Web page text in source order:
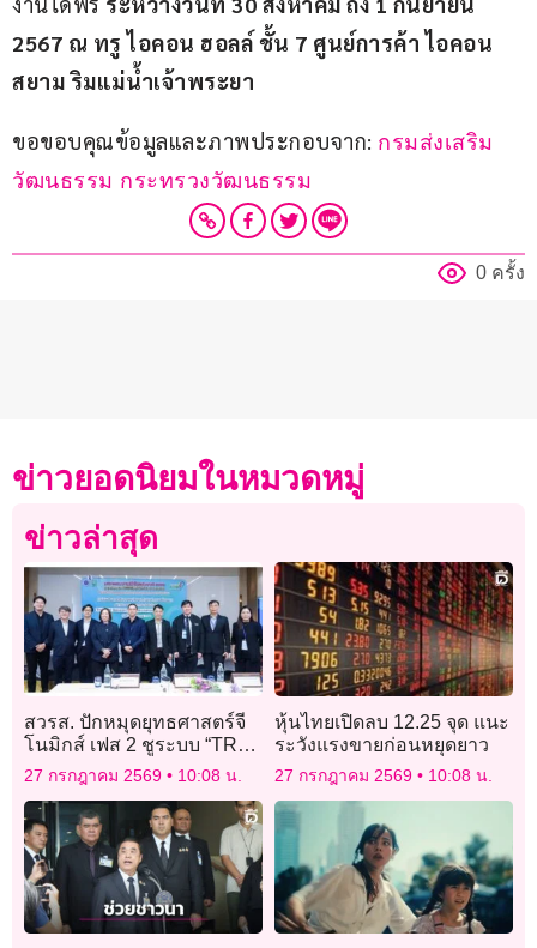
2567 ณ ทรู ไอคอน ฮอลล์ ชั้น 7 ศูนย์การค้า ไอคอน
สยาม ริมแม่น้ำเจ้าพระยา
ขอขอบคุณข้อมูลและภาพประกอบจาก: กรมส่งเสริม
วัฒนธรรม กระทรวงวัฒนธรรม
0 ครั้ง
ข่าวยอดนิยมในหมวดหมู่
ข่าวล่าสุด
สวรส. ปักหมุดยุทธศาสตร์จี
โนมิกส์ เฟส 2 ชูระบบ “TRE”
พลิกโฉมระบบนิเวศวิจัย
27 กรกฎาคม 2569 10:08 น.
หุ้นไทยเปิดลบ 12.25 จุด แนะ
ระวังแรงขายก่อนหยุดยาว
27 กรกฎาคม 2569 10:08 น.